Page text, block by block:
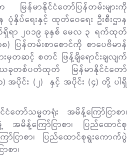
ြန်မာနိုင်ငံတော်ပြန်တမ်းများကို
န ပုံနှိပ်ရေးနှင့် ထုတ်ဝေရေး ဦးစီးဌာန
ရာ ၂၀၁၉ ခုနှစ် မေလ ၃ ရက်ထုတ်
ပြန်တမ်းစာစောင်ကို စာပေဗိမာန်
မှတဆင့် စတင် ဖြန့်ချိရောင်းချလျက်
ခုတစ်ပတ်ထုတ် မြန်မာနိုင်ငံတော်
အပိုင်း (၂) နှင့် အပိုင်း (၄) တို့ ပါရှိ
ာ်သမ္မတရုံး အမိန့်ကြော်ငြာစာ၊
အမိန့်ကြော်ငြာစာ၊ ပြည်ထောင်စု
ငြာစာ၊ ပြည်ထောင်စုရွးကောက်ပွဲ
စာ၊